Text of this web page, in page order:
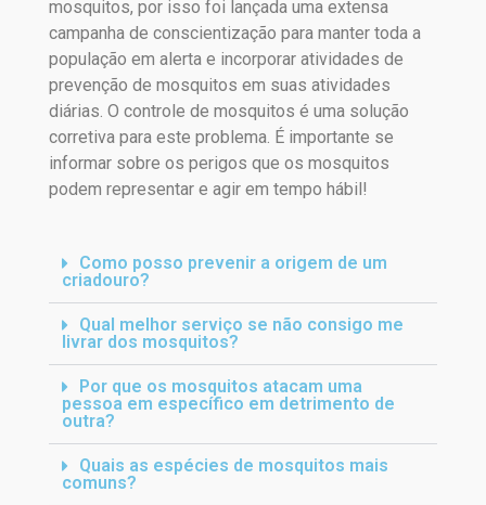
mosquitos, por isso foi lançada uma extensa
campanha de conscientização para manter toda a
população em alerta e incorporar atividades de
prevenção de mosquitos em suas atividades
diárias. O controle de mosquitos é uma solução
corretiva para este problema. É importante se
informar sobre os perigos que os mosquitos
podem representar e agir em tempo hábil!
Como posso prevenir a origem de um
criadouro?
Qual melhor serviço se não consigo me
livrar dos mosquitos?
Por que os mosquitos atacam uma
pessoa em específico em detrimento de
outra?
Quais as espécies de mosquitos mais
comuns?